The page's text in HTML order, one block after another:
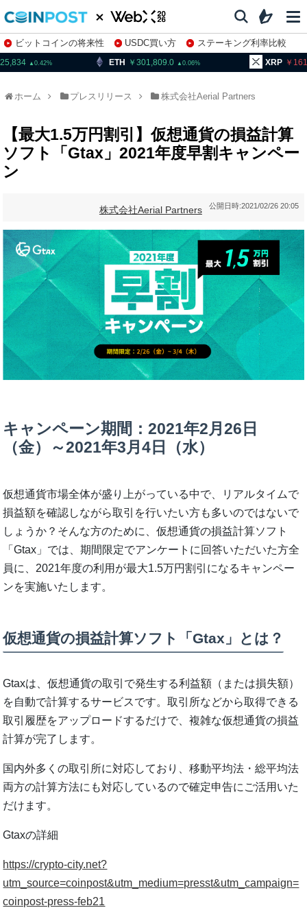
ビットコインの将来性 USDC買い方
ステーキング利率比較
株特集・関連銘柄
ETH 301,809.0 0.06 XRP 161.08
ホーム プレスリリース 株式会社Aerial Partners
【最大1.5万円割引】仮想通貨の損益計算
ソフト「Gtax」2021年度早割キャンペー
ン
公開日時:2021/02/26 20:05
株式会社Aerial Partners
キャンペーン期間：2021年2月26日
（金）～2021年3月4日（水）
仮想通貨市場全体が盛り上がっている中で、リアルタイムで
損益額を確認しながら取引を行いたい方も多いのではないで
しょうか？そんな方のために、仮想通貨の損益計算ソフト
「Gtax」では、期間限定でアンケートに回答いただいた方全
員に、2021年度の利用が最大1.5万円割引になるキャンペー
ンを実施いたします。
仮想通貨の損益計算ソフト「Gtax」とは？
Gtaxは、仮想通貨の取引で発生する利益額（または損失額）
を自動で計算するサービスです。取引所などから取得できる
取引履歴をアップロードするだけで、複雑な仮想通貨の損益
計算が完了します。
国内外多くの取引所に対応しており、移動平均法・総平均法
両方の計算方法にも対応しているので確定申告にご活用いた
だけます。
Gtaxの詳細
https://crypto-city.net?
utm_source=coinpost&utm_medium=presst&utm_campaign=
coinpost-press-feb21